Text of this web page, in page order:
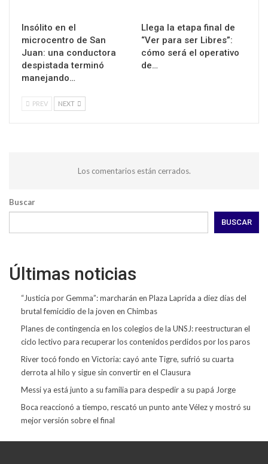
Insólito en el
microcentro de San
Juan: una conductora
despistada terminó
manejando…
Llega la etapa final de
“Ver para ser Libres”:
cómo será el operativo
de…
PREV NEXT
Los comentarios están cerrados.
Buscar
BUSCAR
Últimas noticias
“Justicia por Gemma”: marcharán en Plaza Laprida a diez días del
brutal femicidio de la joven en Chimbas
Planes de contingencia en los colegios de la UNSJ: reestructuran el
ciclo lectivo para recuperar los contenidos perdidos por los paros
River tocó fondo en Victoria: cayó ante Tigre, sufrió su cuarta
derrota al hilo y sigue sin convertir en el Clausura
Messi ya está junto a su familia para despedir a su papá Jorge
Boca reaccionó a tiempo, rescató un punto ante Vélez y mostró su
mejor versión sobre el final